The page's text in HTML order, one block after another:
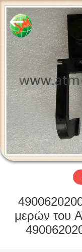
ΣΠΊΤΙ
ΠΡΟΪΌΝΤΑ
ΠΕΡΊΠΟΥ
ΕΜΕΊΣ
ΓΎΡΟΣ
ΠΟΙΟΤΙΚΌΣ
ΈΛΕΓΧΟΣ
GSM
International
Trade
Co.,Ltd..
Rights
Reserved.
μερών του